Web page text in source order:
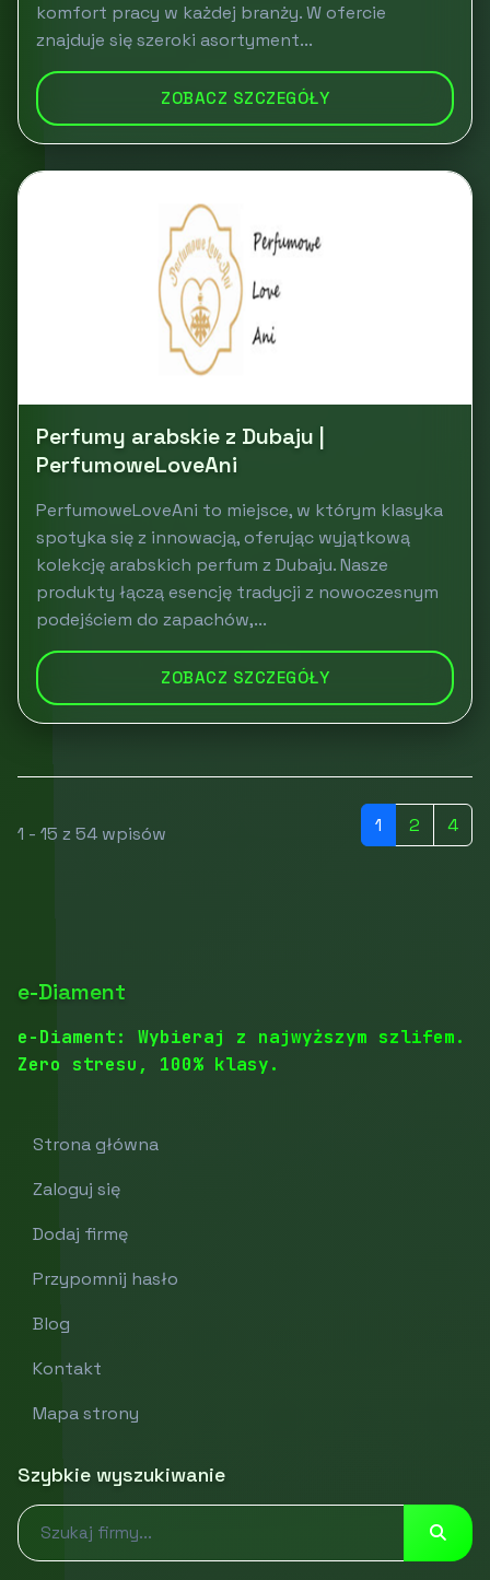
komfort pracy w każdej branży. W ofercie
znajduje się szeroki asortyment...
ZOBACZ SZCZEGÓŁY
Perfumy arabskie z Dubaju |
PerfumoweLoveAni
PerfumoweLoveAni to miejsce, w którym klasyka
spotyka się z innowacją, oferując wyjątkową
kolekcję arabskich perfum z Dubaju. Nasze
produkty łączą esencję tradycji z nowoczesnym
podejściem do zapachów,...
ZOBACZ SZCZEGÓŁY
1 - 15 z 54 wpisów 1 2 4
e-Diament
e-Diament: Wybieraj z najwyższym szlifem.
Zero stresu, 100% klasy.
Strona główna
Zaloguj się
Dodaj firmę
Przypomnij hasło
Blog
Kontakt
Mapa strony
Szybkie wyszukiwanie